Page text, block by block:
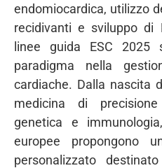
endomiocardica, utilizzo
recidivanti e sviluppo di
linee guida ESC 2025
paradigma nella
cardiache. Dalla nascita
medicina di
genetica e
europee propongono
personalizzato